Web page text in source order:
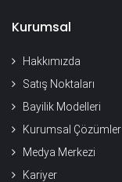
Kurumsal
Hakkımızda
Satış Noktaları
Bayilik Modelleri
Kurumsal Çözümler
Medya Merkezi
Kariyer